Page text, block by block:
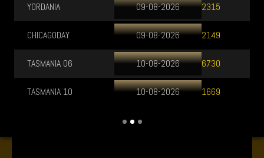
YORDANIA 2315
09-08-2026
CHICAGODAY 2149
09-08-2026
TASMANIA 06 6730
10-08-2026
TASMANIA 10 1669
10-08-2026